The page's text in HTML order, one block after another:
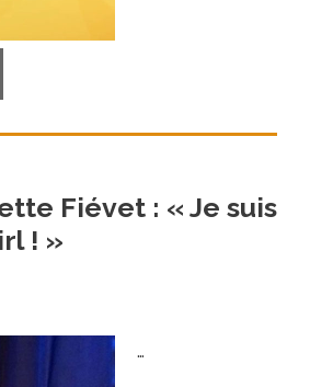
Fiévet : « Je suis
! »
…